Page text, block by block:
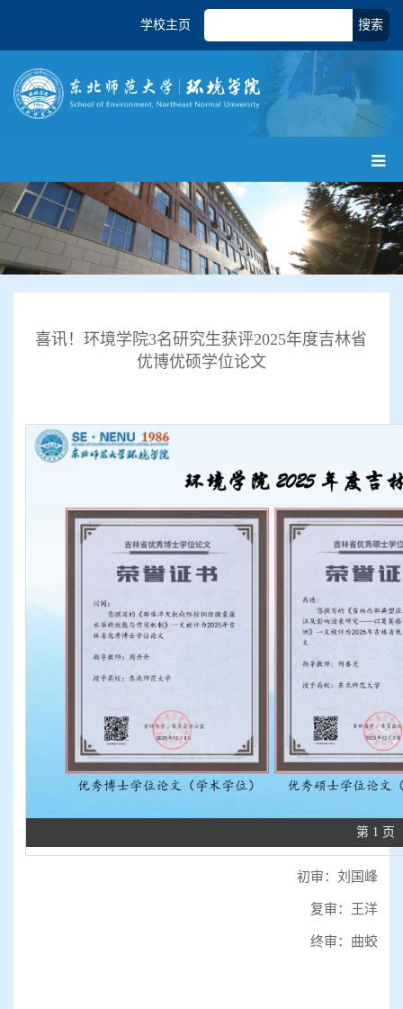
搜索
学校主页
喜讯！环境学院3名研究生获评2025年度吉林省
优博优硕学位论文
第 1 页
初审：刘国峰
复审：王洋
终审：曲蛟